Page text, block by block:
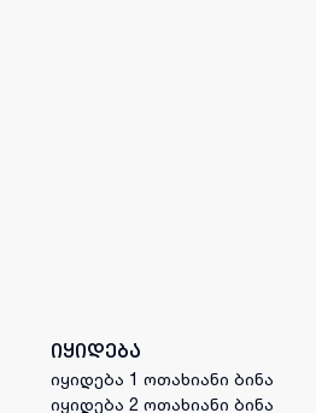
იყიდება
იყიდება 1 ოთახიანი ბინა
იყიდება 2 ოთახიანი ბინა